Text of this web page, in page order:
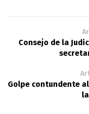
Consejo de la
Golpe contundente